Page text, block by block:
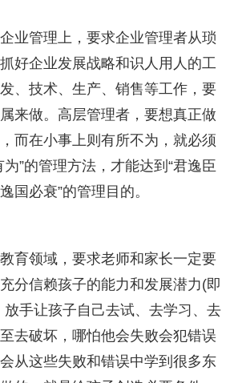
管理上，要求企业管理者从琐
好企业发展战略和识人用人的工
、技术、生产、销售等工作，要
来做。高层管理者，要想真正做
而在小事上则有所不为，就必须
”的管理方法，才能达到“君逸臣
国必衰”的管理目的。
领域，要求老师和家长一定要
分信赖孩子的能力和发展潜力(即
手让孩子自己去试、去学习、去
去破坏，哪怕他会失败会犯错误
从这些失败和错误中学到很多东